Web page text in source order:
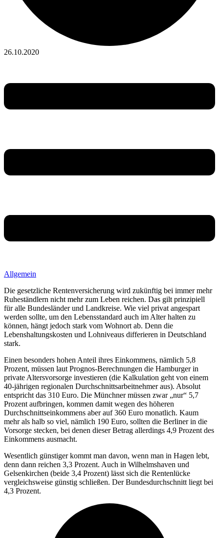
26.10.2020
Allgemein
Die gesetzliche Rentenversicherung wird zukünftig bei immer mehr
Ruheständlern nicht mehr zum Leben reichen. Das gilt prinzipiell
für alle Bundesländer und Landkreise. Wie viel privat angespart
werden sollte, um den Lebensstandard auch im Alter halten zu
können, hängt jedoch stark vom Wohnort ab. Denn die
Lebenshaltungskosten und Lohniveaus differieren in Deutschland
stark.
Einen besonders hohen Anteil ihres Einkommens, nämlich 5,8
Prozent, müssen laut Prognos-Berechnungen die Hamburger in
private Altersvorsorge investieren (die Kalkulation geht von einem
40-jährigen regionalen Durchschnittsarbeitnehmer aus). Absolut
entspricht das 310 Euro. Die Münchner müssen zwar „nur“ 5,7
Prozent aufbringen, kommen damit wegen des höheren
Durchschnittseinkommens aber auf 360 Euro monatlich. Kaum
mehr als halb so viel, nämlich 190 Euro, sollten die Berliner in die
Vorsorge stecken, bei denen dieser Betrag allerdings 4,9 Prozent des
Einkommens ausmacht.
Wesentlich günstiger kommt man davon, wenn man in Hagen lebt,
denn dann reichen 3,3 Prozent. Auch in Wilhelmshaven und
Gelsenkirchen (beide 3,4 Prozent) lässt sich die Rentenlücke
vergleichsweise günstig schließen. Der Bundesdurchschnitt liegt bei
4,3 Prozent.